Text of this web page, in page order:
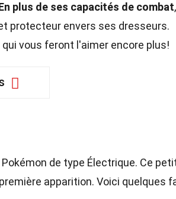
plus de ses capacités de combat,
protecteur envers ses dresseurs.
vous feront l'aimer encore plus!
de type Électrique. Ce
apparition. Voici quelques